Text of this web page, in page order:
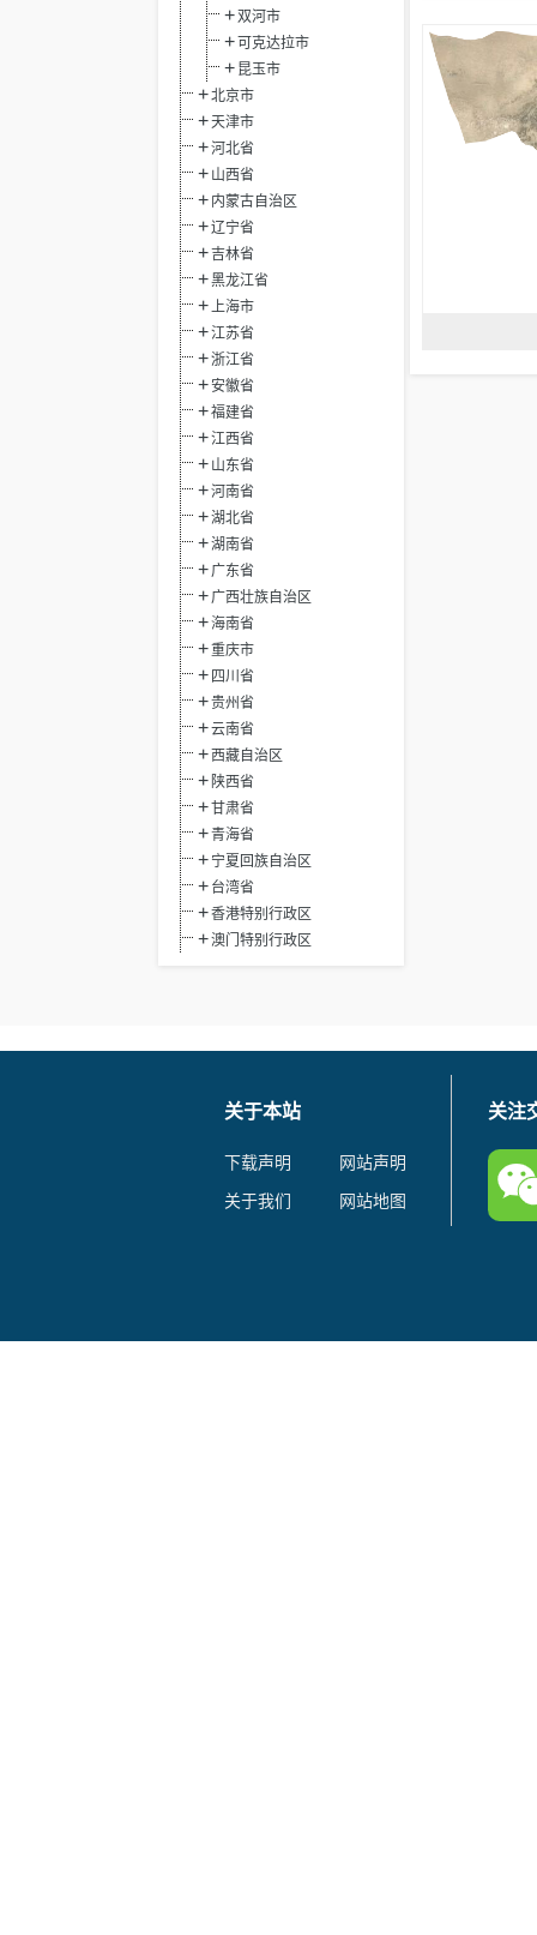
双河市
可克达拉市
昆玉市
北京市
天津市
河北省
山西省
内蒙古自治区
辽宁省
吉林省
黑龙江省
上海市
江苏省
浙江省
安徽省
福建省
江西省
山东省
河南省
湖北省
湖南省
广东省
广西壮族自治区
海南省
重庆市
四川省
贵州省
云南省
西藏自治区
陕西省
甘肃省
青海省
宁夏回族自治区
台湾省
香港特别行政区
澳门特别行政区
关于本站
下载声明
网站声明
关于我们
网站地图
关注